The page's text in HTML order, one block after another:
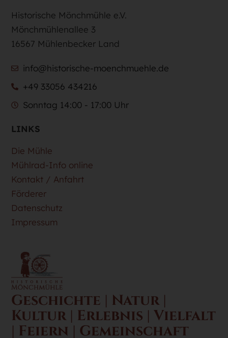
Geschichte | Natur |
Kultur | Erlebnis | Vielfalt
| Feiern | Gemeinschaft
LINKS
Die Mühle
Mühlrad-Info online
Kontakt / Anfahrt
Förderer
Datenschutz
Impressum
Historische Mönchmühle e.V.
Mönchmühlenallee 3
16567 Mühlenbecker Land
info@historische-moenchmuehle.de
+49 33056 434216
Sonntag 14:00 - 17:00 Uhr